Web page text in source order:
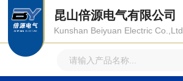
昆山倍源电气有限公司
Kunshan Beiyuan Electric Co.,Ltd